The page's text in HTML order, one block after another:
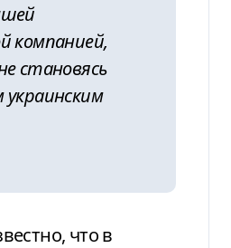
компанией,
становясь
что в